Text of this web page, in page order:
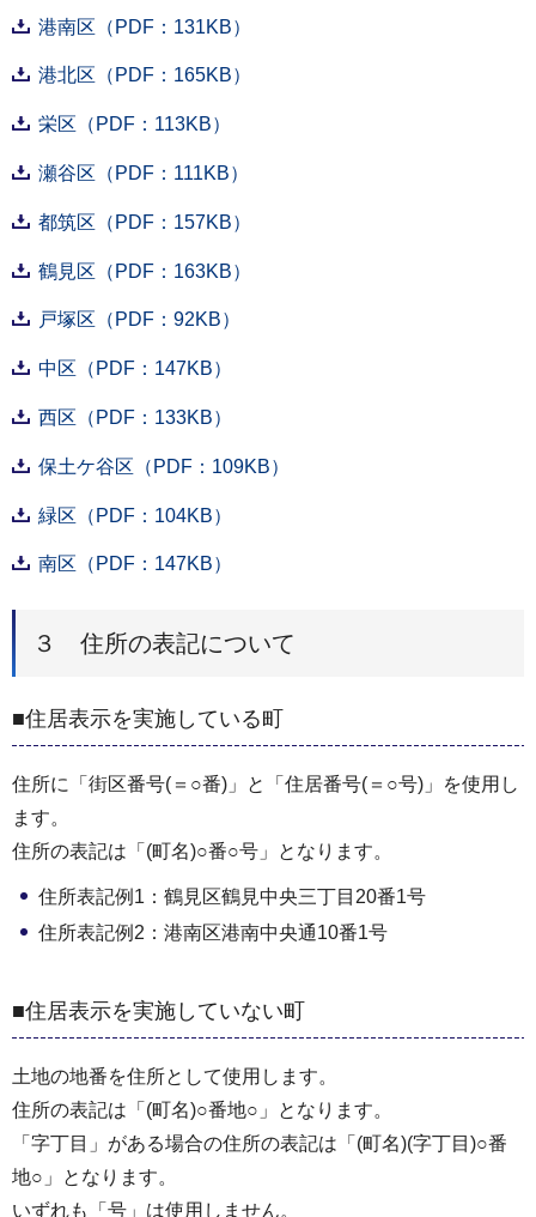
港南区（PDF：131KB）
港北区（PDF：165KB）
栄区（PDF：113KB）
瀬谷区（PDF：111KB）
都筑区（PDF：157KB）
鶴見区（PDF：163KB）
戸塚区（PDF：92KB）
中区（PDF：147KB）
西区（PDF：133KB）
保土ケ谷区（PDF：109KB）
緑区（PDF：104KB）
南区（PDF：147KB）
３ 住所の表記について
■住居表示を実施している町
住所に「街区番号(＝○番)」と「住居番号(＝○号)」を使用し
ます。
住所の表記は「(町名)○番○号」となります。
住所表記例1：鶴見区鶴見中央三丁目20番1号
住所表記例2：港南区港南中央通10番1号
■住居表示を実施していない町
土地の地番を住所として使用します。
住所の表記は「(町名)○番地○」となります。
「字丁目」がある場合の住所の表記は「(町名)(字丁目)○番
地○」となります。
いずれも「号」は使用しません。